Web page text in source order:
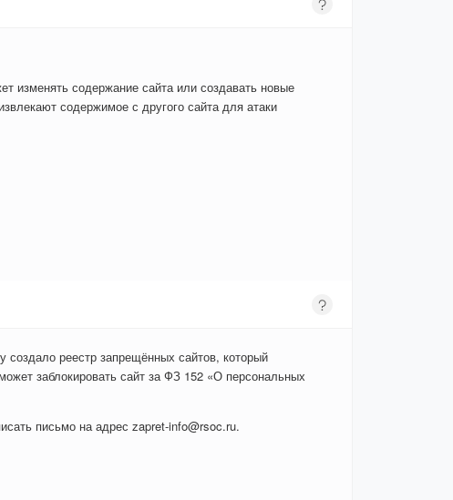
изменять содержание сайта или создавать новые
содержимое с другого сайта для атаки
создало реестр запрещённых сайтов, который
заблокировать сайт за ФЗ 152 «О персональных
письмо на адрес zapret-info@rsoc.ru.